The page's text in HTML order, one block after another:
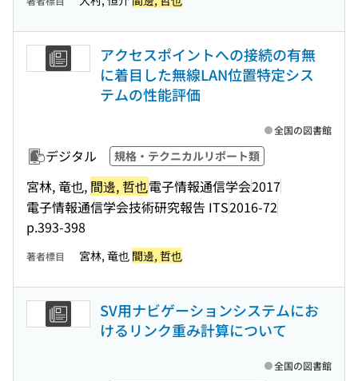
アクセスポイントへの接続の有無
に着目した無線LAN位置特定シス
テムの性能評価
デジタル 規格・テクニカルリポート類
宮林, 竜也, 間邊, 哲也電子情報通信学会2017
電子情報通信学会技術研究報告 ITS2016-72
p.393-398
全国の図書館
著者標目 宮林, 竜也 間邊, 哲也
SV用ナビゲーションシステムにお
けるリンク重み計算について
全国の図書館